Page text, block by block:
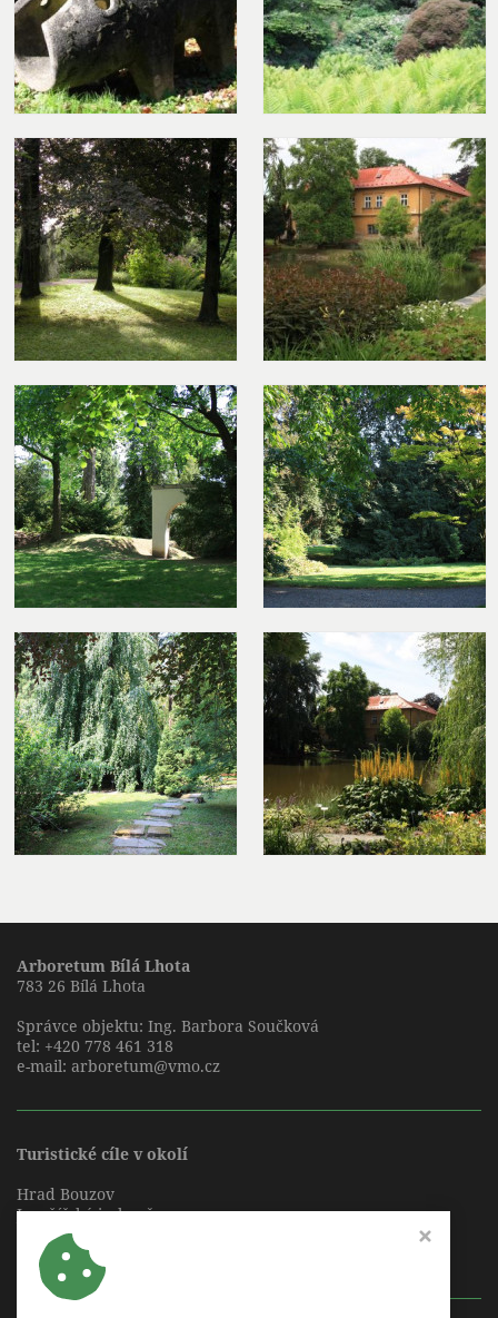
Arboretum Bílá Lhota
783 26 Bílá Lhota
Správce objektu: Ing. Barbora Součková
tel: +420 778 461 318
e-mail: arboretum@vmo.cz
Turistické cíle v okolí
Hrad Bouzov
Javoříčské jeskyně
Mladečské jeskyně
Zámek Náměšť na Hané